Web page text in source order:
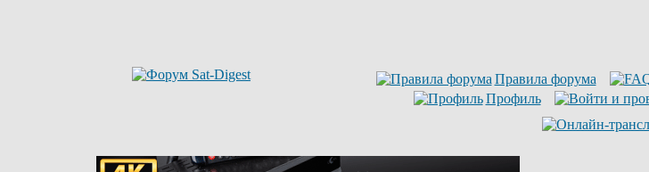
Правила форума
Профиль